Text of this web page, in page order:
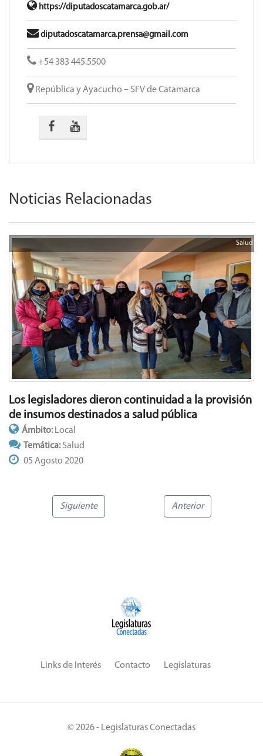
https://diputadoscatamarca.gob.ar/
diputadoscatamarca.prensa@gmail.com
+54 383 445.5500
República y Ayacucho – SFV de Catamarca
Noticias Relacionadas
Salud
Los legisladores dieron continuidad a la provisión
de insumos destinados a salud pública
Ámbito: Local
Temática:Salud
05 Agosto 2020
Siguiente Anterior
Links de Interés Contacto Legislaturas
© 2026 - Legislaturas Conectadas